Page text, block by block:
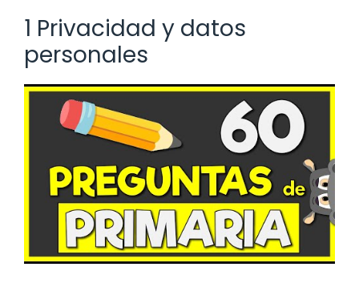
1 Privacidad y datos
personales